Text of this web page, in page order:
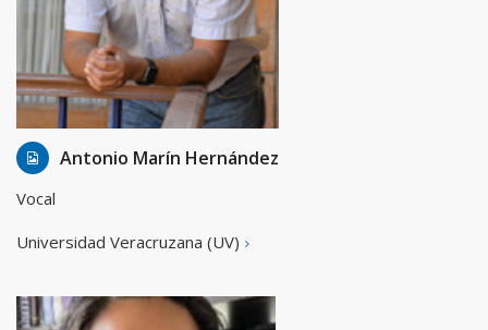
17 Jan, 2016 Admin
Antonio Marín Hernández
Vocal
Universidad Veracruzana (UV)